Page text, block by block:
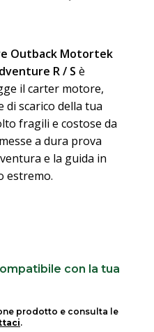
Outback Motortek
R / S è
il carter motore,
di scarico della tua
fragili e costose da
a dura prova
e la guida in
estremo.
con la tua
prodotto e consulta le
.